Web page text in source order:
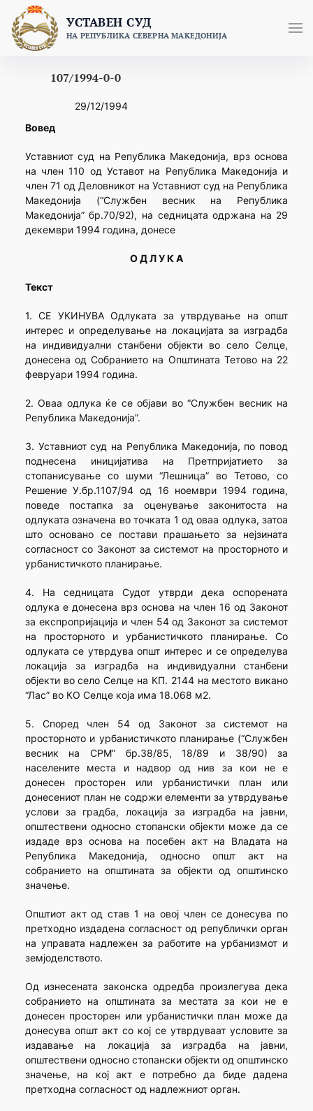
content
УСТАВЕН СУД
НА РЕПУБЛИКА СЕВЕРНА МАКЕДОНИЈА
107/1994-0-0
29/12/1994
Вовед
Уставниот суд на Република Македонија, врз основа
на член 110 од Уставот на Република Македонија и
член 71 од Деловникот на Уставниот суд на Република
Македонија (“Службен весник на Република
Македонија” бр.70/92), на седницата одржана на 29
декември 1994 година, донесе
О Д Л У К А
Текст
1. СЕ УКИНУВА Одлуката за утврдување на општ
интерес и определување на локацијата за изградба
на индивидуални станбени објекти во село Селце,
донесена од Собранието на Општината Тетово на 22
февруари 1994 година.
2. Оваа одлука ќе се објави во “Службен весник на
Република Македонија”.
3. Уставниот суд на Република Македонија, по повод
поднесена иницијатива на Претпријатието за
стопанисување со шуми “Лешница” во Тетово, со
Решение У.бр.1107/94 од 16 ноември 1994 година,
поведе постапка за оценување законитоста на
одлуката означена во точката 1 од оваа одлука, затоа
што основано се постави прашањето за нејзината
согласност со Законот за системот на просторното и
урбанистичкото планирање.
4. На седницата Судот утврди дека оспорената
одлука е донесена врз основа на член 16 од Законот
за експропријација и член 54 од Законот за системот
на просторното и урбанистичкото планирање. Со
одлуката се утврдува општ интерес и се определува
локација за изградба на индивидуални станбени
објекти во село Селце на КП. 2144 на местото викано
“Лас” во КО Селце која има 18.068 м2.
5. Според член 54 од Законот за системот на
просторното и урбанистичкото планирање (“Службен
весник на СРМ” бр.38/85, 18/89 и 38/90) за
населените места и надвор од нив за кои не е
донесен просторен или урбанистички план или
донесениот план не содржи елементи за утврдување
услови за градба, локација за изградба на јавни,
општествени односно стопански објекти може да се
издаде врз основа на посебен акт на Владата на
Република Македонија, односно општ акт на
собранието на општината за објекти од општинско
значење.
Општиот акт од став 1 на овој член се донесува по
претходно издадена согласност од републички орган
на управата надлежен за работите на урбанизмот и
земјоделството.
Од изнесената законска одредба произлегува дека
собранието на општината за местата за кои не е
донесен просторен или урбанистички план може да
донесува општ акт со кој се утврдуваат условите за
издавање на локација за изградба на јавни,
општествени односно стопански објекти од општинско
значење, на кој акт е потребно да биде дадена
претходна согласност од надлежниот орган.